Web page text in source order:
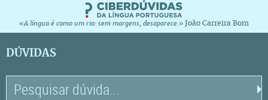
«A língua é como um rio: sem margens, desaparece.» João Carreira Bom
DÚVIDAS